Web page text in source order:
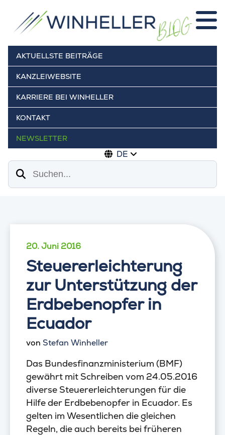
AKTUELLSTE BEITRÄGE
KANZLEIWEBSITE
KARRIERE BEI WINHELLER
KONTAKT
NEWSLETTER
DE
Suchen
20. Juni 2016
Steuererleichterung
zur Unterstützung der
Erdbebenopfer in
Ecuador
von Stefan Winheller
Das Bundesfinanzministerium (BMF)
gewährt mit Schreiben vom 24.05.2016
diverse Steuererleichterungen für die
Hilfe der Erdbebenopfer in Ecuador. Es
gelten im Wesentlichen die gleichen
Regeln, die auch bereits bei früheren